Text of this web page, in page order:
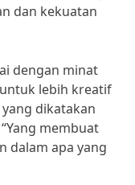
dan kekuatan
dengan minat
lebih kreatif
dikatakan
membuat
dalam apa yang